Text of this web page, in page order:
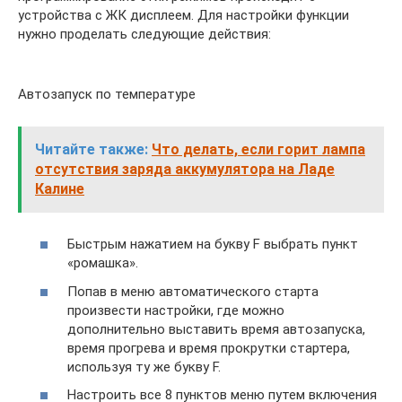
устройства с ЖК дисплеем. Для настройки функции
нужно проделать следующие действия:
Автозапуск по температуре
Читайте также: Что делать, если горит лампа
отсутствия заряда аккумулятора на Ладе
Калине
Быстрым нажатием на букву F выбрать пункт
«ромашка».
Попав в меню автоматического старта
произвести настройки, где можно
дополнительно выставить время автозапуска,
время прогрева и время прокрутки стартера,
используя ту же букву F.
Настроить все 8 пунктов меню путем включения